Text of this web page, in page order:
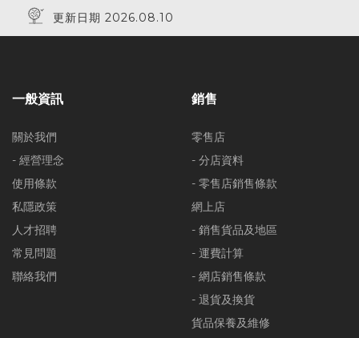
更新日期 2026.08.10
一般資訊
關於我們
- 經營理念
使用條款
私隱政策
人才招聘
常見問題
聯絡我們
銷售
零售店
- 分店資料
- 零售店銷售條款
網上店
- 銷售貨品及地區
- 運費計算
- 網店銷售條款
- 退貨及換貨
貨品保養及維修